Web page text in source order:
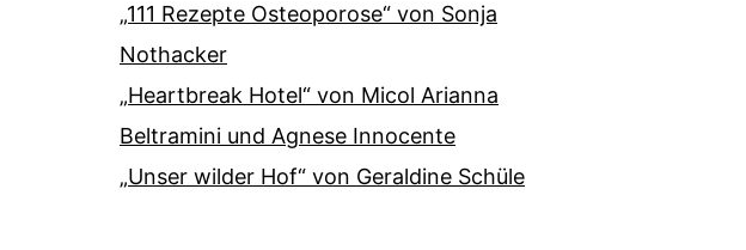
„111 Rezepte Osteoporose“ von Sonja
Nothacker
„Heartbreak Hotel“ von Micol Arianna
Beltramini und Agnese Innocente
„Unser wilder Hof“ von Geraldine Schüle